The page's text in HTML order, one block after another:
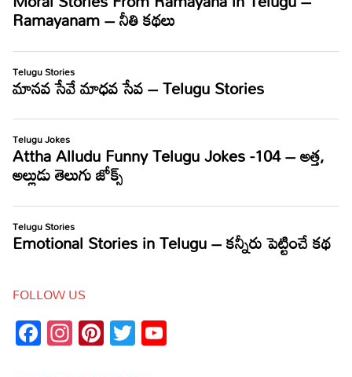
FOLLOW US
Facebook
Instagram
Pinterest
Twitter